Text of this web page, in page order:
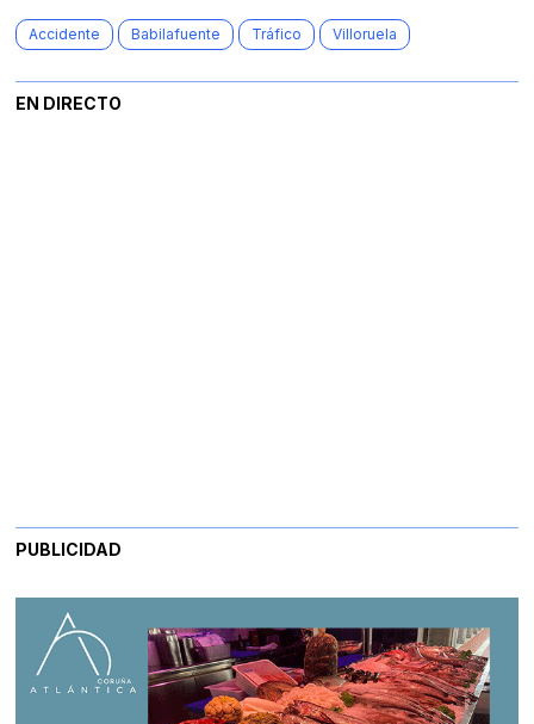
Accidente Babilafuente Tráfico Villoruela
EN DIRECTO
PUBLICIDAD